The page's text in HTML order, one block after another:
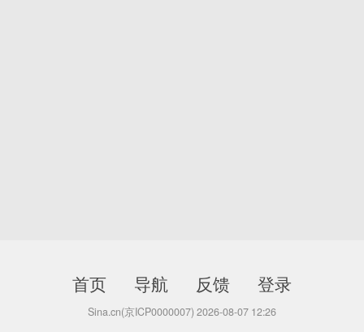
首页 导航 反馈 登录
Sina.cn(京ICP0000007) 2026-08-07 12:26